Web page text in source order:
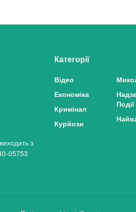
з
05753
Категорії
Відео
Економіка
Кримінал
Курйози
Події